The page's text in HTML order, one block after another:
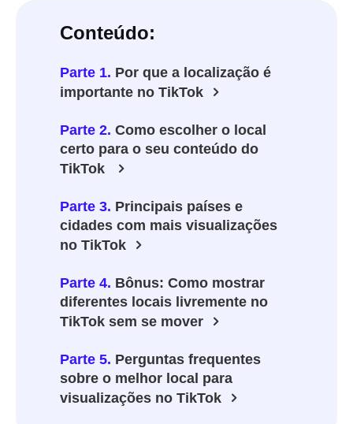
Conteúdo:
Parte 1. Por que a localização é
importante no TikTok
Parte 2. Como escolher o local
certo para o seu conteúdo do
TikTok
Parte 3. Principais países e
cidades com mais visualizações
no TikTok
Parte 4. Bônus: Como mostrar
diferentes locais livremente no
TikTok sem se mover
Parte 5. Perguntas frequentes
sobre o melhor local para
visualizações no TikTok